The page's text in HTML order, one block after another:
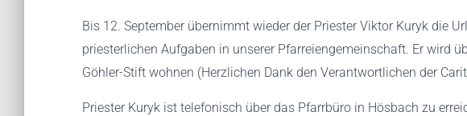
Bis 12. September übernimmt wieder der Priester Viktor Kuryk die
priesterlichen Aufgaben in unserer Pfarreiengemeinschaft. Er wird
Göhler-Stift wohnen (Herzlichen Dank den Verantwortlichen der
Priester Kuryk ist telefonisch über das Pfarrbüro in Hösbach zu